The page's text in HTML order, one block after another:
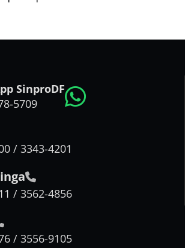
SinproDF
5709
/ 3343-4201
/ 3562-4856
/ 3556-9105